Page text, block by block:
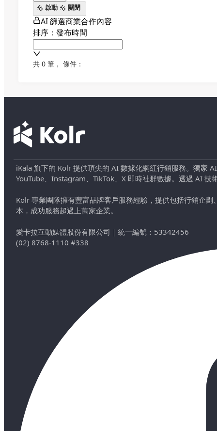
啟動
關閉
AI 篩選商業合作內容
排序：發布時間
共 0 筆 ， 條件：
iKala 旗下的 Kolr 提供頂尖的 AI 數據化網紅行銷服務。獨家
YouTube、Instagram、TikTok、X 即時社群數據。透過 AI
Kolr 專業團隊擁有豐富品牌客戶服務經驗，提供包括行銷企
本，成功服務超過上萬家企業。
愛卡拉互動媒體股份有限公司 ｜ 統一編號：53342456
(02) 8768-1110 #338